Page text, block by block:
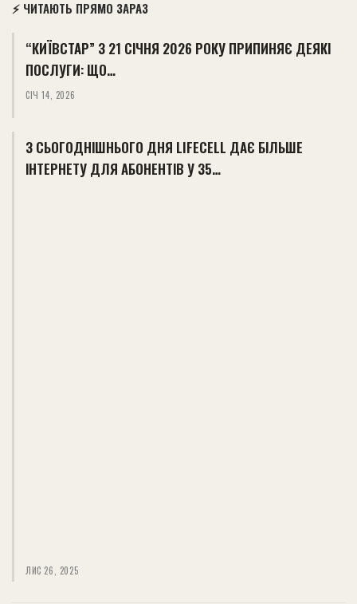
⚡ ЧИТАЮТЬ ПРЯМО ЗАРАЗ
“КИЇВСТАР” З 21 СІЧНЯ 2026 РОКУ ПРИПИНЯЄ ДЕЯКІ
ПОСЛУГИ: ЩО…
СІЧ 14, 2026
З СЬОГОДНІШНЬОГО ДНЯ LIFECELL ДАЄ БІЛЬШЕ
ІНТЕРНЕТУ ДЛЯ АБОНЕНТІВ У 35…
ЛИС 26, 2025